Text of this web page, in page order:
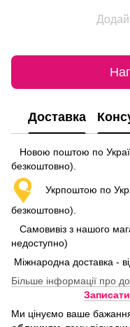
Доставка
Новою поштою по
безкоштовно).
Укрпоштою по
безкоштовно).
Самовивіз з нашого
недоступно)
Міжнародна доставка -
Більше інформації про
Ми цінуємо ваше бажання